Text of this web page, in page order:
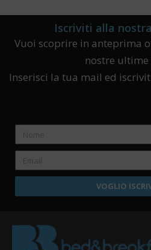
Iscriviti alla
Vuoi scoprire in anteprima
nostre ultime
Inserisci la tua mail ed
VOGLIO